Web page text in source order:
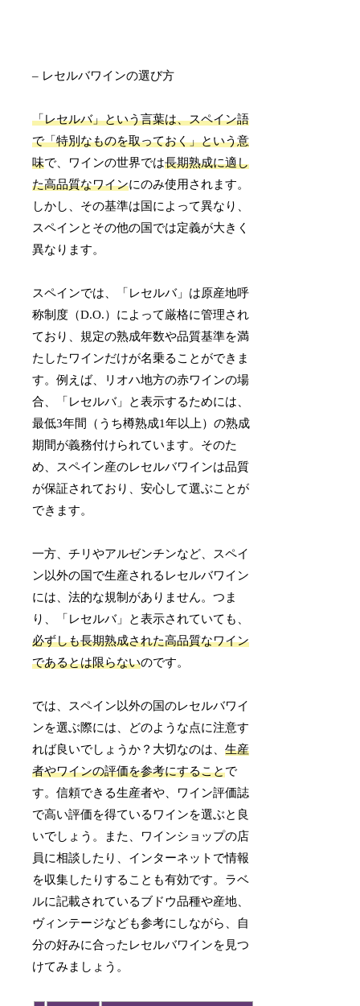
– レセルバワインの選び方
「レセルバ」という言葉は、スペイン語
で「特別なものを取っておく」という意
味で、ワインの世界では長期熟成に適し
た高品質なワインにのみ使用されます。
しかし、その基準は国によって異なり、
スペインとその他の国では定義が大きく
異なります。
スペインでは、「レセルバ」は原産地呼
称制度（D.O.）によって厳格に管理され
ており、規定の熟成年数や品質基準を満
たしたワインだけが名乗ることができま
す。例えば、リオハ地方の赤ワインの場
合、「レセルバ」と表示するためには、
最低3年間（うち樽熟成1年以上）の熟成
期間が義務付けられています。そのた
め、スペイン産のレセルバワインは品質
が保証されており、安心して選ぶことが
できます。
一方、チリやアルゼンチンなど、スペイ
ン以外の国で生産されるレセルバワイン
には、法的な規制がありません。つま
り、「レセルバ」と表示されていても、
必ずしも長期熟成された高品質なワイン
であるとは限らないのです。
では、スペイン以外の国のレセルバワイ
ンを選ぶ際には、どのような点に注意す
れば良いでしょうか？大切なのは、生産
者やワインの評価を参考にすることで
す。信頼できる生産者や、ワイン評価誌
で高い評価を得ているワインを選ぶと良
いでしょう。また、ワインショップの店
員に相談したり、インターネットで情報
を収集したりすることも有効です。ラベ
ルに記載されているブドウ品種や産地、
ヴィンテージなども参考にしながら、自
分の好みに合ったレセルバワインを見つ
けてみましょう。